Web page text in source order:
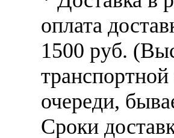
оплата
1500 руб.
очереди,
Сроки